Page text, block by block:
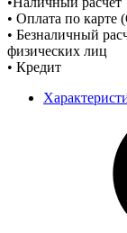
• Оплата по карте
• Безналичный
физических лиц
• Кредит